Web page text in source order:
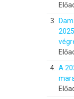
3.
4. A